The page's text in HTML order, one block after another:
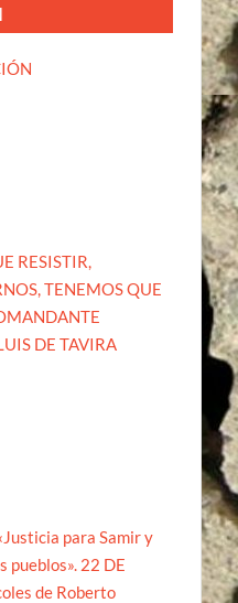
RESISTIR,
TENEMOS QUE
DE TAVIRA
para Samir y
pueblos». 22 DE
de Roberto